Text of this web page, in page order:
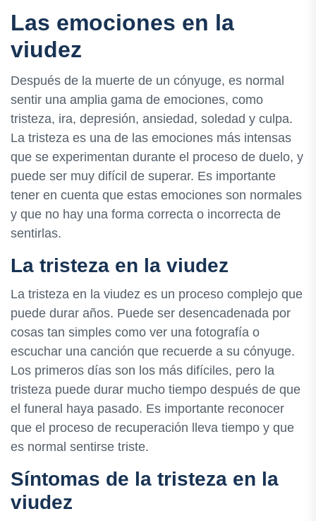
Las emociones en la
viudez
Después de la muerte de un cónyuge, es normal
sentir una amplia gama de emociones, como
tristeza, ira, depresión, ansiedad, soledad y culpa.
La tristeza es una de las emociones más intensas
que se experimentan durante el proceso de duelo, y
puede ser muy difícil de superar. Es importante
tener en cuenta que estas emociones son normales
y que no hay una forma correcta o incorrecta de
sentirlas.
La tristeza en la viudez
La tristeza en la viudez es un proceso complejo que
puede durar años. Puede ser desencadenada por
cosas tan simples como ver una fotografía o
escuchar una canción que recuerde a su cónyuge.
Los primeros días son los más difíciles, pero la
tristeza puede durar mucho tiempo después de que
el funeral haya pasado. Es importante reconocer
que el proceso de recuperación lleva tiempo y que
es normal sentirse triste.
Síntomas de la tristeza en la
viudez